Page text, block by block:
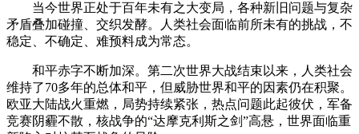
当今世界正处于百年未有之大变局，各种新旧问题与复杂
矛盾叠加碰撞、交织发酵。人类社会面临前所未有的挑战，不
稳定、不确定、难预料成为常态。
和平赤字不断加深。第二次世界大战结束以来，人类社会
维持了70多年的总体和平，但威胁世界和平的因素仍在积聚。
欧亚大陆战火重燃，局势持续紧张，热点问题此起彼伏，军备
竞赛阴霾不散，核战争的“达摩克利斯之剑”高悬，世界面临重